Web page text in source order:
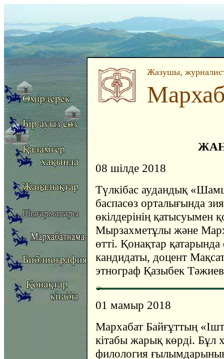
Жазушы,
08 шілде 2018
Түлкібас аудандық
баспасөз орталығында
өкілдерінің қатысуымен
Мырзахметұлы және
өтті. Қонақтар
кандидаты, доцент
этнограф Қазыбек
01 мамыр 2018
Мархабат Байғұттың
кітабы жарық көрді. Бұл
филология